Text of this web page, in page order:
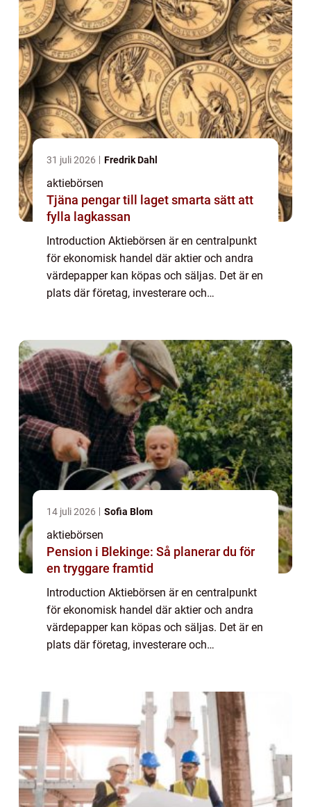
31 juli 2026 Fredrik Dahl
aktiebörsen
Tjäna pengar till laget smarta sätt att
fylla lagkassan
Introduction Aktiebörsen är en centralpunkt
för ekonomisk handel där aktier och andra
värdepapper kan köpas och säljas. Det är en
plats där företag, investerare och
14 juli 2026 Sofia Blom
aktiebörsen
Pension i Blekinge: Så planerar du för
en tryggare framtid
Introduction Aktiebörsen är en centralpunkt
för ekonomisk handel där aktier och andra
värdepapper kan köpas och säljas. Det är en
plats där företag, investerare och